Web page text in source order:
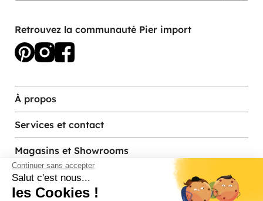
Continuer sans accepter
Salut c'est nous...
les Cookies !
Retrouvez la communauté Pier import
À propos
Services et contact
Magasins et Showrooms
Modes de paiement acceptés